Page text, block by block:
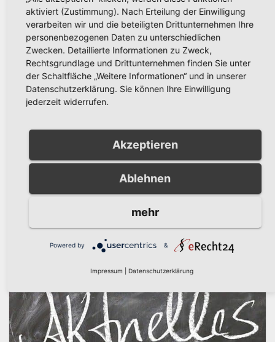
AKTUELLES
Hüstener Kirmes mit Naddel,
Mickey Krause und Markus Becker
SEP. 5, 2009
Freitag, den 11.09.09 bis Dienstag, den 15.09.09
findet auf der Riggenweide in Hüsten ("Kirmesplatz")
aktiviert (Zustimmung). Nach Erteilung der Einwilligung
verarbeiten wir und die beteiligten Drittunternehmen Ihre
personenbezogenen Daten zu unterschiedlichen
Zwecken. Detaillierte Informationen zu Zweck,
Rechtsgrundlage und Drittunternehmen finden Sie unter
der Schaltfläche „Weitere Informationen“ und in unserer
Datenschutzerklärung. Sie können Ihre Einwilligung
jederzeit widerrufen.
Akzeptieren
Ablehnen
mehr
Powered by &
Impressum Datenschutzerklärung